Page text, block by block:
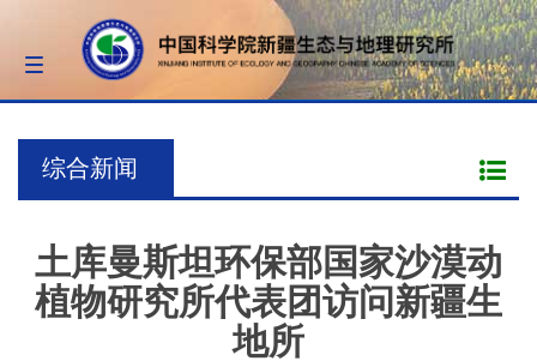
Toggle
navigation
综合新闻
土库曼斯坦环保部国家沙漠动
植物研究所代表团访问新疆生
地所